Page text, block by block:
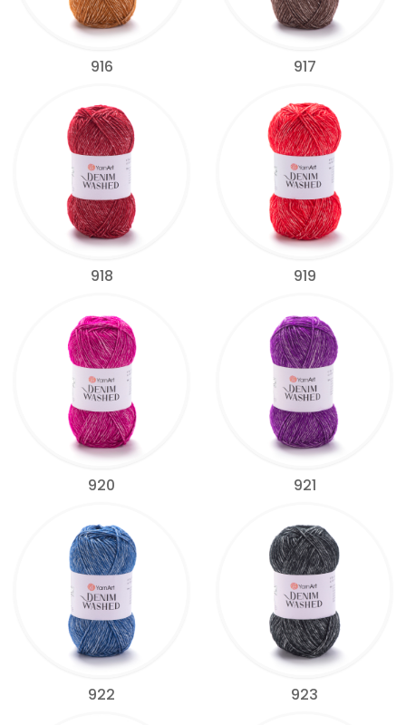
916 917
918 919
920 921
922 923